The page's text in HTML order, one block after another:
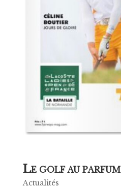
LE GOLF AU PARFUM
Actualités